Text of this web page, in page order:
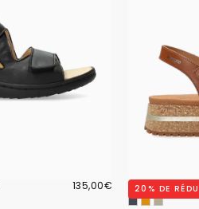
135,00€
PRIX
135,00€ SANDALES
20 % DE